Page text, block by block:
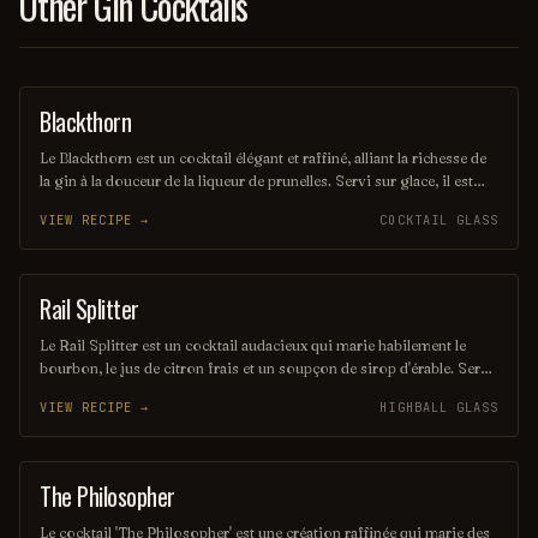
ORDINARY DRINK
Blackthorn
Le Blackthorn est un cocktail élégant et raffiné, alliant la richesse de
la gin à la douceur de la liqueur de prunelles. Servi sur glace, il est
équilibre parfaitement les saveurs. Ce mélange savoureux évoque
des notes fruitées et épicées, parfait pour les amateurs de cocktails
classiques.
VIEW RECIPE → COCKTAIL GLASS
COCKTAIL
Rail Splitter
Le Rail Splitter est un cocktail audacieux qui marie habilement le
bourbon, le jus de citron frais et un soupçon de sirop d'érable. Servi
évoquant les saveurs rustiques du terroir américain. Parfait pour les
amateurs de cocktails classiques revisités, il saura séduire vos
papilles.
VIEW RECIPE → HIGHBALL GLASS
COCKTAIL
The Philosopher
Le cocktail 'The Philosopher' est une création raffinée qui marie des